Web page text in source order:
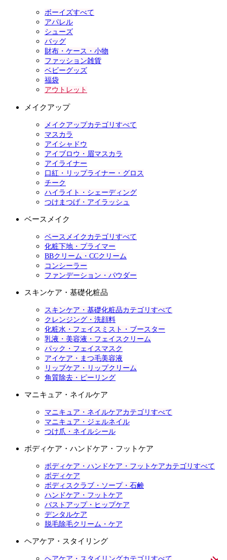
ボーイズすべて
アパレル
シューズ
バッグ
財布・ケース・小物
ファッション雑貨
ベビーグッズ
福袋
アウトレット
メイクアップ
メイクアップカテゴリすべて
マスカラ
アイシャドウ
アイブロウ・眉マスカラ
アイライナー
口紅・リップライナー・グロス
チーク
ハイライト・シェーディング
つけまつげ・アイラッシュ
ベースメイク
ベースメイクカテゴリすべて
化粧下地・プライマー
BBクリーム・CCクリーム
コンシーラー
ファンデーション・パウダー
スキンケア・基礎化粧品
スキンケア・基礎化粧品カテゴリすべて
クレンジング・洗顔料
化粧水・フェイスミスト・ブースター
乳液・美容液・フェイスクリーム
パック・フェイスマスク
アイケア・まつ毛美容液
リップケア・リップクリーム
角質除去・ピーリング
マニキュア・ネイルケア
マニキュア・ネイルケアカテゴリすべて
マニキュア・ジェルネイル
つけ爪・ネイルシール
ボディケア・ハンドケア・フットケア
ボディケア・ハンドケア・フットケアカテゴリすべて
ボディケア
ボディスクラブ・ソープ・石鹸
ハンドケア・フットケア
バストアップ・ヒップケア
デンタルケア
脱毛除毛クリーム・ケア
ヘアケア・スタイリング